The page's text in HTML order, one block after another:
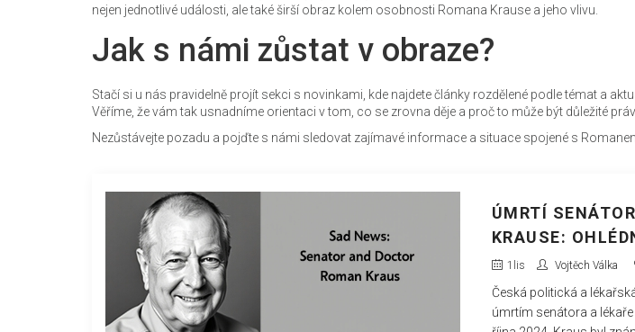
nejen jednotlivé události, ale také širší obraz kolem osobnosti Romana Krause a jeho vlivu.
Jak s námi zůstat v obraze?
Stačí si u nás pravidelně projít sekci s novinkami, kde najdete články rozdělené podle témat a
Věříme, že vám tak usnadníme orientaci v tom, co se zrovna děje a proč to může být důležité
Nezůstávejte pozadu a pojďte s námi sledovat zajímavé informace a situace spojené s
ÚMRTÍ
KRAUSE:
VÝZNAMNÝM
1 lis Vojtěch Válka
Česká politická a
úmrtím senátora a lékaře